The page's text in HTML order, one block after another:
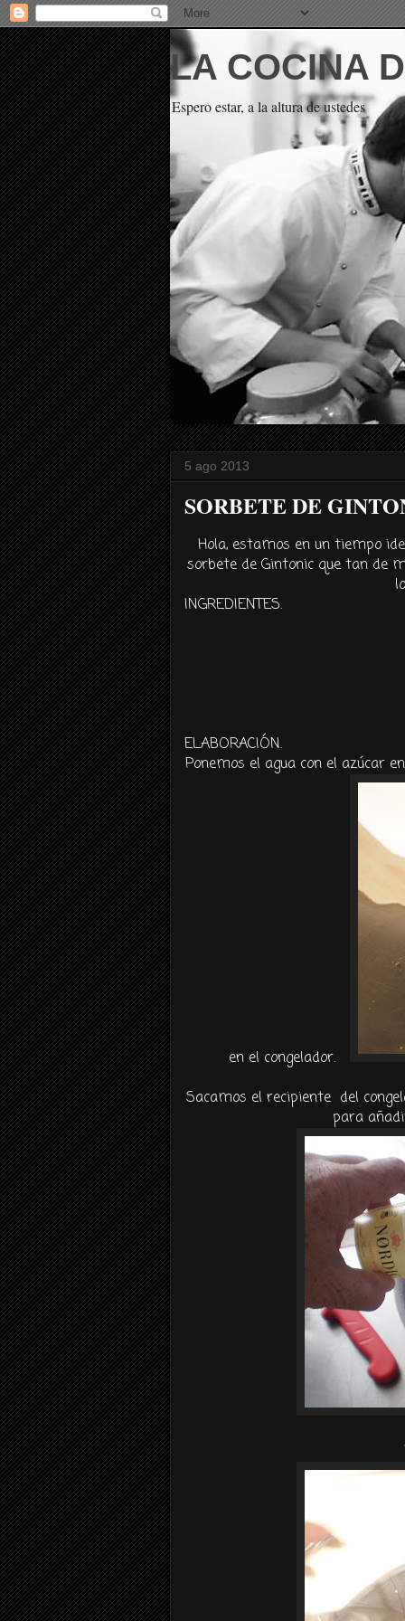
LA COCINA
Espero estar, a la altura de ustedes
5 ago 2013
SORBETE DE
Hola, estamos en un tiempo
sorbete de Gintonic que tan de
INGREDIENTES.
ELABORACIÓN.
Ponemos el agua con el azúcar
en el congelador.
Sacamos el recipiente del
para